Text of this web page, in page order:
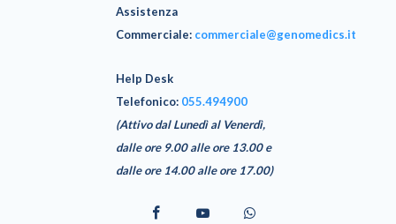
Assistenza
Commerciale: commerciale@genomedics.it
Help Desk
Telefonico: 055.494900
(Attivo dal Lunedì al Venerdì,
dalle ore 9.00 alle ore 13.00 e
dalle ore 14.00 alle ore 17.00)